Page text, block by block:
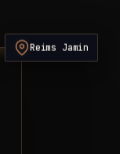
Reims Jamin